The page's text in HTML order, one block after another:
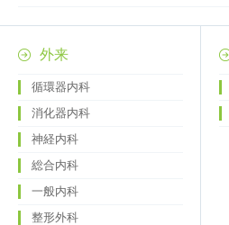
外来
循環器内科
消化器内科
神経内科
総合内科
一般内科
整形外科